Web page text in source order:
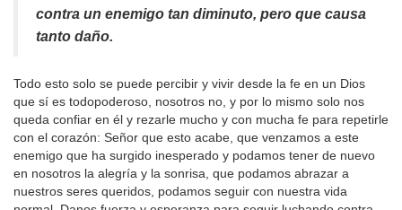
contra un enemigo tan diminuto, pero que causa
tanto daño.
Todo esto solo se puede percibir y vivir desde la fe en un Dios
que sí es todopoderoso, nosotros no, y por lo mismo solo nos
queda confiar en él y rezarle mucho y con mucha fe para repetirle
con el corazón: Señor que esto acabe, que venzamos a este
enemigo que ha surgido inesperado y podamos tener de nuevo
en nosotros la alegría y la sonrisa, que podamos abrazar a
nuestros seres queridos, podamos seguir con nuestra vida